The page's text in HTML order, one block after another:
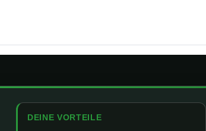
DEINE VORTEILE